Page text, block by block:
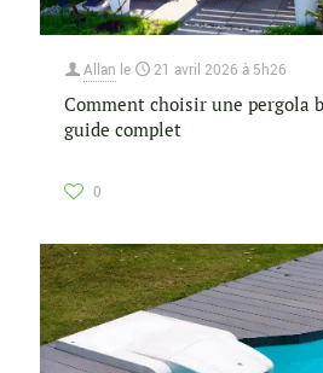
Allan le 21 avril 2026 à 5h26
Comment choisir une pergola
guide complet
0